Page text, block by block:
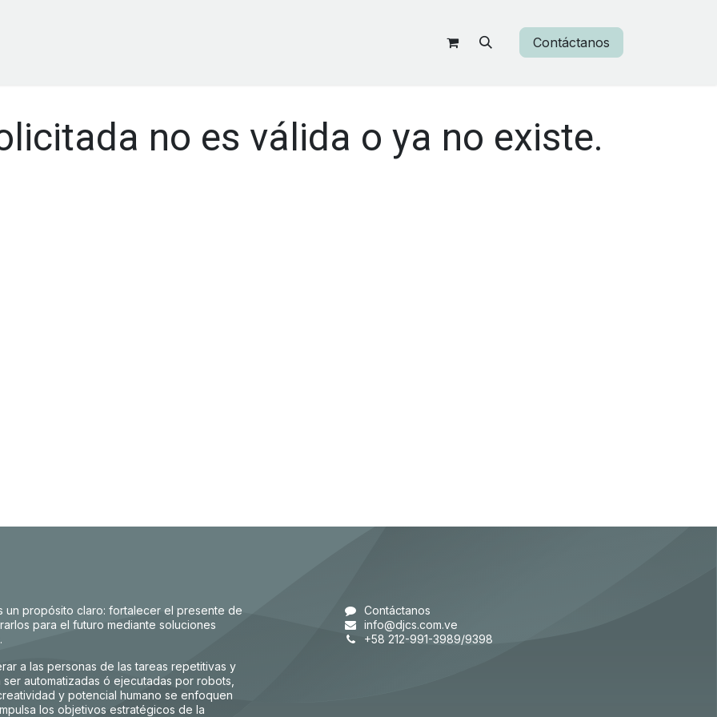
Contáctanos
no es válida o ya no existe.
un propósito claro: fortalecer el presente de
para el futuro mediante soluciones
a las personas de las tareas repetitivas y
automatizadas ó ejecutadas por robots,
y potencial humano se enfoquen
los objetivos estratégicos de la
Contáctanos
info@djcs.com.ve
+58 212-991-3989/9398